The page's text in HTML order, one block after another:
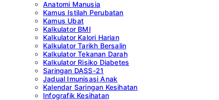
Anatomi Manusia
Kamus Istilah Perubatan
Kamus Ubat
Kalkulator BMI
Kalkulator Kalori Harian
Kalkulator Tarikh Bersalin
Kalkulator Tekanan Darah
Kalkulator Risiko Diabetes
Saringan DASS-21
Jadual Imunisasi Anak
Kalendar Saringan Kesihatan
Infografik Kesihatan